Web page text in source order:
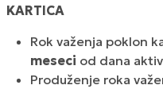
KARTICA
Rok važenja poklon
meseci od dana
Produženje roka